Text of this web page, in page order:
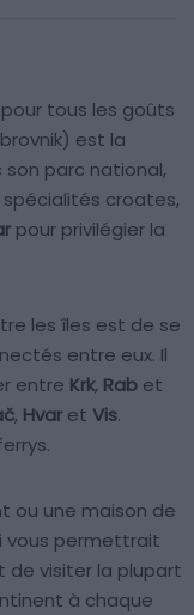
tous les goûts
est la
parc national,
croates,
pour privilégier la
les îles est de se
entre eux. Il
entre Krk, Rab et
, Hvar et Vis.
ou une maison de
vous permettrait
de visiter la plupart
à chaque